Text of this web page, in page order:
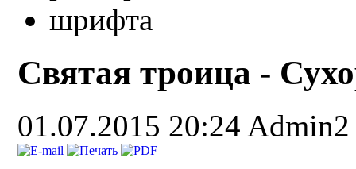
Святая троица -
01.07.2015 20:24 Admin2